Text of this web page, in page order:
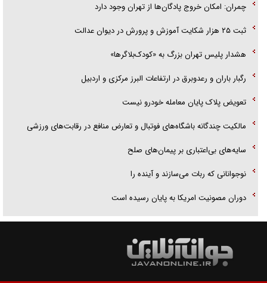
چمران: امکان خروج پادگان‌ها از تهران وجود دارد
ثبت ۲۵ هزار شکایت آموزش و پرورش در دیوان عدالت
هشدار پلیس تهران بزرگ به «کودک‌بلاگرها»
رگبار باران و رعدوبرق در ارتفاعات البرز مرکزی و اردبیل
تعویض پلاک پایان معامله خودرو نیست
مالکیت چندگانه باشگاه‌های فوتبال و تعارض منافع در رقابت‌های ورزشی
سایه‌های بی‌اعتباری بر پیمان‌های صلح
نوجوانانی که ربات می‌سازند و آینده را
دوران مصونیت امریکا به پایان رسیده است